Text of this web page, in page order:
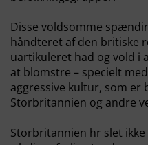
Disse voldsomme
håndteret af den britiske
uartikuleret had og vold i
at blomstre – specielt
aggressive kultur, som
Storbritannien og andre
Storbritannien hr slet